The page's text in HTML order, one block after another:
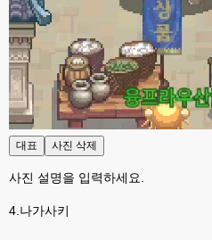
대표 사진 삭제
사진 설명을 입력하세요.
4.나가사키